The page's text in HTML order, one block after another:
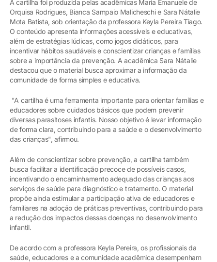
A cartilha foi produzida pelas acadêmicas Maria Emanuele de
Orquisa Rodrigues, Bianca Sampaio Malicheschi e Sara Nátalie
Mota Batista, sob orientação da professora Keyla Pereira Tiago.
O conteúdo apresenta informações acessíveis e educativas,
além de estratégias lúdicas, como jogos didáticos, para
incentivar hábitos saudáveis e conscientizar crianças e famílias
sobre a importância da prevenção. A acadêmica Sara Nátalie
destacou que o material busca aproximar a informação da
comunidade de forma simples e educativa.
"A cartilha é uma ferramenta importante para orientar famílias e
educadores sobre cuidados básicos que podem prevenir
diversas parasitoses infantis. Nosso objetivo é levar informação
de forma clara, contribuindo para a saúde e o desenvolvimento
das crianças", afirmou.
Além de conscientizar sobre prevenção, a cartilha também
busca facilitar a identificação precoce de possíveis casos,
incentivando o encaminhamento adequado das crianças aos
serviços de saúde para diagnóstico e tratamento. O material
propõe ainda estimular a participação ativa de educadores e
familiares na adoção de práticas preventivas, contribuindo para
a redução dos impactos dessas doenças no desenvolvimento
infantil.
De acordo com a professora Keyla Pereira, os profissionais da
saúde, educadores e a comunidade acadêmica desempenham